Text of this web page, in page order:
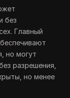
без
Главный
но могут
разрешения,
но менее